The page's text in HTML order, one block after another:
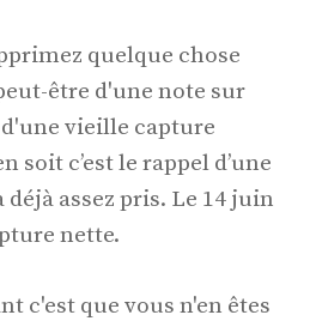
quelque chose
être d'une note sur
vieille capture
soit c’est le rappel d’une
assez pris. Le 14 juin
nette.
c'est que vous n'en êtes